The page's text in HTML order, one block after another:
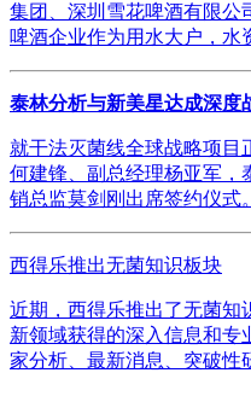
集团、深圳雪花啤酒有限公
啤酒企业作为用水大户，水
泰林分析与新美星达成深度
就干法灭菌线全球战略项目
何建锋、副总经理杨亚军，
销总监莫剑刚出席签约仪式
西得乐推出无菌知识板块
近期，西得乐推出了无菌知
新领域获得的深入信息和专
家分析、最新消息、突破性